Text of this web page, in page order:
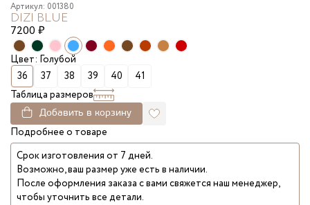
Артикул: 001380
DIZI BLUE
7200 ₽
Цвет: Голубой
36
37 38 39 40
41
Таблица размеров
Добавить в корзину
Подробнее о товаре
Срок изготовления от 7 дней.
Возможно, ваш размер уже есть в наличии.
После оформления заказа с вами свяжется наш менеджер,
чтобы уточнить все детали.